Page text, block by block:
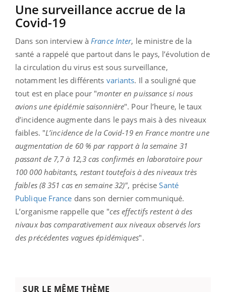
Une surveillance accrue de la
Covid-19
Dans son interview à France Inter, le ministre de la
santé a rappelé que partout dans le pays, l’évolution de
la circulation du virus est sous surveillance,
notamment les différents variants. Il a souligné que
tout est en place pour "monter en puissance si nous
avions une épidémie saisonnière". Pour l’heure, le taux
d’incidence augmente dans le pays mais à des niveaux
faibles. "L’incidence de la Covid-19 en France montre une
augmentation de 60 % par rapport à la semaine 31
passant de 7,7 à 12,3 cas confirmés en laboratoire pour
100 000 habitants, restant toutefois à des niveaux très
faibles (8 351 cas en semaine 32)", préciseSanté
Publique France dans son dernier communiqué.
L’organisme rappelle que "ces effectifs restent à des
nivaux bas comparativement aux niveaux observés lors
des précédentes vagues épidémiques".
SUR LE MÊME THÈME